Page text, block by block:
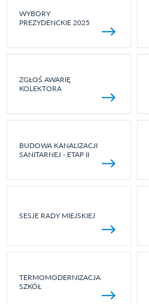
WYBORY
PREZYDENCKIE 2025
ZGŁOŚ AWARIĘ
KOLEKTORA
BUDOWA KANALIZACJI
SANITARNEJ - ETAP II
SESJE RADY MIEJSKIEJ
TERMOMODERNIZACJA
SZKÓŁ